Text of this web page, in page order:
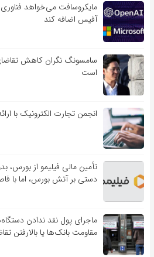
آفیس اضافه کند
سامسونگ نگران کاهش
است
انجمن تجارت الکترونیک با
تأمین مالی فیلیمو از
دستی بر آتش بورس، اما با
ماجرای پول نقد ندادن
مقاومت بانک‌ها یا بالارفتن